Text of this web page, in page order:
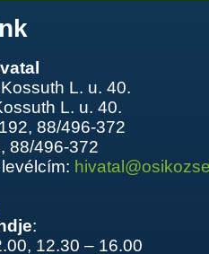
L. u. 40.
L. u. 40.
88/496-372
88/496-372
:
12.30 – 16.00